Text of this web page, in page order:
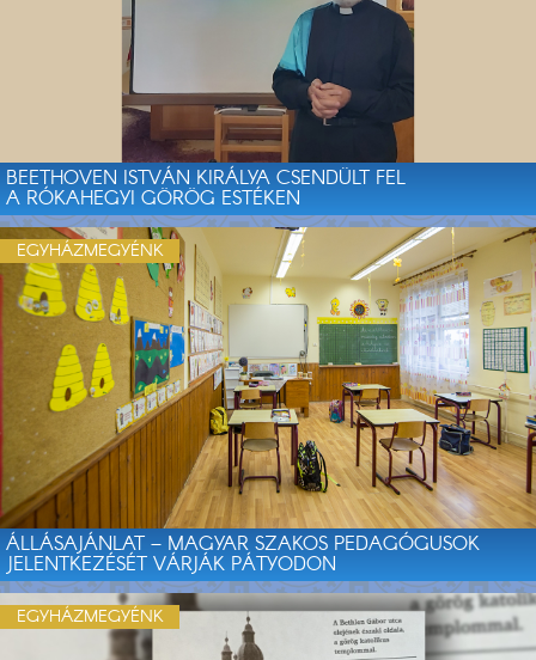
BEETHOVEN ISTVÁN KIRÁLYA CSENDÜLT FEL
A RÓKAHEGYI GÖRÖG ESTÉKEN
ÁLLÁSAJÁNLAT – MAGYAR SZAKOS PEDAGÓGUSOK
JELENTKEZÉSÉT VÁRJÁK PÁTYODON
EGYHÁZMEGYÉNK
EGYHÁZMEGYÉNK